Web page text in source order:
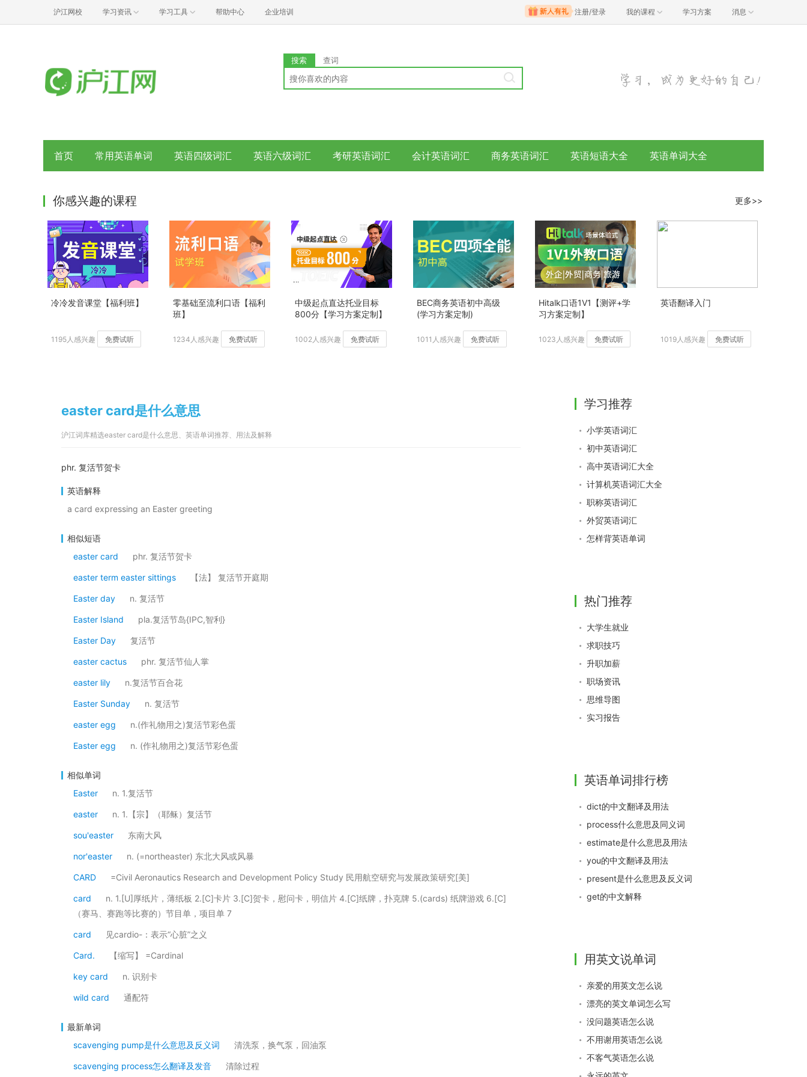
沪江网校 学习资讯 学习工具 帮助中心 企业培训 注册/登录 我的课程 学习方案 消息
搜索 查词
首页 常用英语单词 英语四级词汇 英语六级词汇 考研英语词汇 会计英语词汇 商务英语词汇 英语短语大全 英语单词大全
你感兴趣的课程 更多>>
冷冷发音课堂【福利班】
1195人感兴趣 免费试听
零基础至流利口语【福利
班】
1234人感兴趣 免费试听
中级起点直达托业目标
800分【学习方案定制】
1002人感兴趣 免费试听
BEC商务英语初中高级
(学习方案定制)
1011人感兴趣 免费试听
Hitalk口语1V1【测评+学
习方案定制】
1023人感兴趣 免费试听
英语翻译入门
1019人感兴趣 免费试听
easter card是什么意思
沪江词库精选easter card是什么意思、英语单词推荐、用法及解释
phr. 复活节贺卡
英语解释
a card expressing an Easter greeting
相似短语
easter card
phr. 复活节贺卡
easter term easter sittings 【法】 复活节开庭期
Easter day n. 复活节
Easter Island pla.复活节岛{IPC,智利}
Easter Day 复活节
easter cactus phr. 复活节仙人掌
easter lily n.复活节百合花
Easter Sunday n. 复活节
easter egg n.(作礼物用之)复活节彩色蛋
Easter egg n. (作礼物用之)复活节彩色蛋
相似单词
Easter
n. 1.复活节
easter n. 1.【宗】（耶稣）复活节
sou'easter 东南大风
nor'easter n. (=northeaster) 东北大风或风暴
CARD =Civil Aeronautics Research and Development Policy Study 民用航空研究与发展政策研究[美]
card
n. 1.[U]厚纸片，薄纸板 2.[C]卡片 3.[C]贺卡，慰问卡，明信片 4.[C]纸牌，扑克牌 5.(cards) 纸牌游戏 6.[C]
（赛马、赛跑等比赛的）节目单，项目单 7
card 见cardio-：表示“心脏”之义
Card. 【缩写】 =Cardinal
key card n. 识别卡
wild card 通配符
最新单词
scavenging pump是什么意思及反义词
清洗泵，换气泵，回油泵
scavenging process怎么翻译及发音 清除过程
学习推荐
小学英语词汇
初中英语词汇
高中英语词汇大全
计算机英语词汇大全
职称英语词汇
外贸英语词汇
怎样背英语单词
热门推荐
大学生就业
求职技巧
升职加薪
职场资讯
思维导图
实习报告
英语单词排行榜
dict的中文翻译及用法
process什么意思及同义词
estimate是什么意思及用法
you的中文翻译及用法
present是什么意思及反义词
get的中文解释
用英文说单词
亲爱的用英文怎么说
漂亮的英文单词怎么写
没问题英语怎么说
不用谢用英语怎么说
不客气英语怎么说